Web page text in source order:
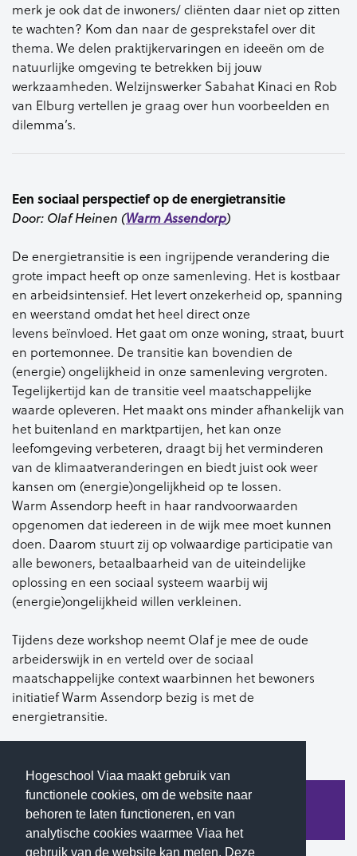
Hogeschool Viaa maakt gebruik van
functionele cookies, om de website naar
behoren te laten functioneren, en van
analytische cookies waarmee Viaa het
gebruik van de website kan meten. Deze
merk je ook dat de inwoners/ cliënten daar niet op zitten
te wachten? Kom dan naar de gesprekstafel over dit
thema. We delen praktijkervaringen en ideeën om de
natuurlijke omgeving te betrekken bij jouw
werkzaamheden. Welzijnswerker Sabahat Kinaci en Rob
van Elburg vertellen je graag over hun voorbeelden en
dilemma’s.
Een sociaal perspectief op de energietransitie
Door: Olaf Heinen (Warm Assendorp)
De energietransitie is een ingrijpende verandering die
grote impact heeft op onze samenleving. Het is kostbaar
en arbeidsintensief. Het levert onzekerheid op, spanning
en weerstand omdat het heel direct onze
levens beïnvloed. Het gaat om onze woning, straat, buurt
en portemonnee. De transitie kan bovendien de
(energie) ongelijkheid in onze samenleving vergroten.
Tegelijkertijd kan de transitie veel maatschappelijke
waarde opleveren. Het maakt ons minder afhankelijk van
het buitenland en marktpartijen, het kan onze
leefomgeving verbeteren, draagt bij het verminderen
van de klimaatveranderingen en biedt juist ook weer
kansen om (energie)ongelijkheid op te lossen.
Warm Assendorp heeft in haar randvoorwaarden
opgenomen dat iedereen in de wijk mee moet kunnen
doen. Daarom stuurt zij op volwaardige participatie van
alle bewoners, betaalbaarheid van de uiteindelijke
oplossing en een sociaal systeem waarbij wij
(energie)ongelijkheid willen verkleinen.
Tijdens deze workshop neemt Olaf je mee de oude
arbeiderswijk in en verteld over de sociaal
maatschappelijke context waarbinnen het bewoners
initiatief Warm Assendorp bezig is met de
energietransitie.
Klik hier om terug te gaan naar de
eventpagina van 'Werken met wortels'